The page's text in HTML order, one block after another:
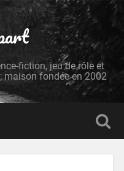
fiction, jeu de rôle et
maison fondée en 2002